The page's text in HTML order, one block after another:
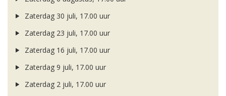
Zaterdag 30 juli, 17.00 uur
Zaterdag 23 juli, 17.00 uur
Zaterdag 16 juli, 17.00 uur
Zaterdag 9 juli, 17.00 uur
Zaterdag 2 juli, 17.00 uur